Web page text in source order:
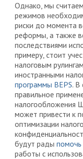
Однако, мы
режимов
риски до момента
реформы, а также
последствиями
примеру, стоит
налоговым
иностранными
программы BEPS. В
правильное
налогообложения
может привести к
оптимизации
будут рады помочь
работы с